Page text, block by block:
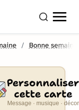
Bonne semaine
Personnaliser
cette carte
Message · musique · décor